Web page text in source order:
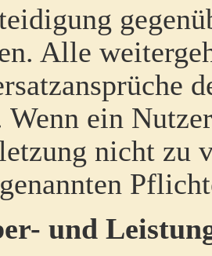
Alle
Wenn ein
nicht zu
und